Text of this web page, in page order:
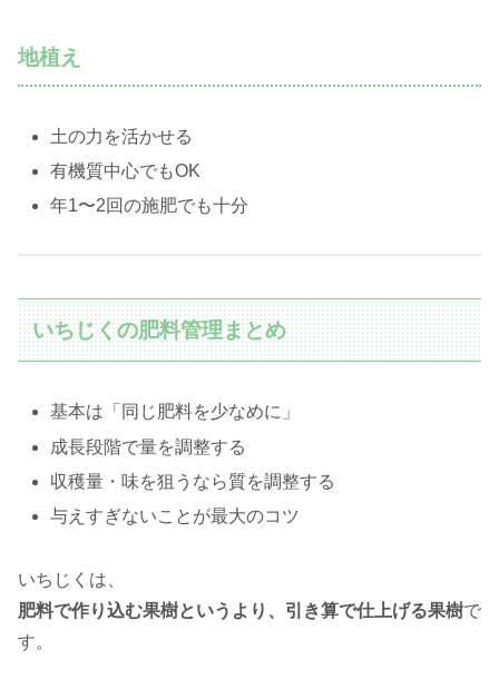
地植え
土の力を活かせる
有機質中心でもOK
年1〜2回の施肥でも十分
いちじくの肥料管理まとめ
基本は「同じ肥料を少なめに」
成長段階で量を調整する
収穫量・味を狙うなら質を調整する
与えすぎないことが最大のコツ
いちじくは、
肥料で作り込む果樹というより、引き算で仕上げる果樹で
す。